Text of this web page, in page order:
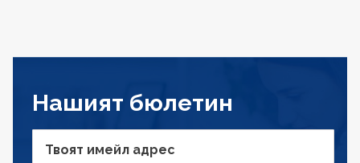
Нашият бюлетин
Твоят имейл адрес